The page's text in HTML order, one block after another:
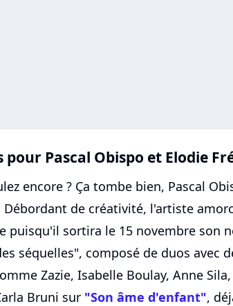
pour Pascal Obispo et Elodie
encore ? Ça tombe bien, Pascal
Débordant de créativité, l'artiste
puisqu'il sortira le 15 novembre son
séquelles", composé de duos avec
Zazie, Isabelle Boulay, Anne
Bruni sur "Son âme d'enfant",